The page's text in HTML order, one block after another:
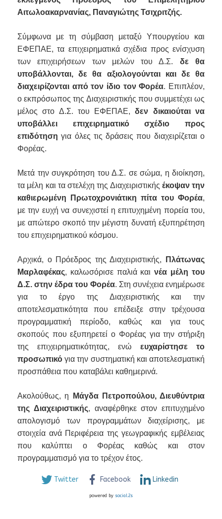
Αιτωλοακαρνανίας, Παναγιώτης Τσιχριτζής.
Σύμφωνα με τη σύμβαση μεταξύ Υπουργείου και
ΕΦΕΠΑΕ, τα επιχειρηματικά σχέδια προς ενίσχυση
των επιχειρήσεων των μελών του Δ.Σ. δε θα
υποβάλλονται, δε θα αξιολογούνται και δε θα
διαχειρίζονται από τον ίδιο τον Φορέα. Επιπλέον,
ο εκπρόσωπος της Διαχειριστικής που συμμετέχει ως
μέλος στο Δ.Σ. του ΕΦΕΠΑΕ,δεν δικαιούται να
υποβάλλει επιχειρηματικό σχέδιο προς
επιδότηση για όλες τις δράσεις που διαχειρίζεται ο
Φορέας.
Μετά την συγκρότηση του Δ.Σ. σε σώμα, η διοίκηση,
τα μέλη και τα στελέχη της Διαχειριστικής έκοψαν την
καθιερωμένη Πρωτοχρονιάτικη πίτα του Φορέα,
με την ευχή να συνεχιστεί η επιτυχημένη πορεία του,
με απώτερο σκοπό την μέγιστη δυνατή εξυπηρέτηση
του επιχειρηματικού κόσμου.
Αρχικά, ο Πρόεδρος της Διαχειριστικής,
Πλάτωνας
Μαρλαφέκας, καλωσόρισε παλιά καινέα μέλη του
Δ.Σ. στην έδρα του Φορέα. Στη συνέχεια ενημέρωσε
για το έργο της Διαχειριστικής και την
αποτελεσματικότητα που επέδειξε στην τρέχουσα
προγραμματική περίοδο, καθώς και για τους
σκοπούς που εξυπηρετεί ο Φορέας για την στήριξη
της επιχειρηματικότητας, ενώ ευχαρίστησε το
προσωπικό για την συστηματική και αποτελεσματική
προσπάθεια που καταβάλει καθημερινά.
Ακολούθως, η
Μάγδα Πετροπούλου, Διευθύντρια
της Διαχειριστικής, αναφέρθηκε στον επιτυχημένο
απολογισμό των προγραμμάτων διαχείρισης, με
στοιχεία ανά Περιφέρεια της γεωγραφικής εμβέλειας
που καλύπτει ο Φορέας καθώς και στον
προγραμματισμό για το τρέχον έτος.
Twitter Facebook Linkedin
powered by social2s